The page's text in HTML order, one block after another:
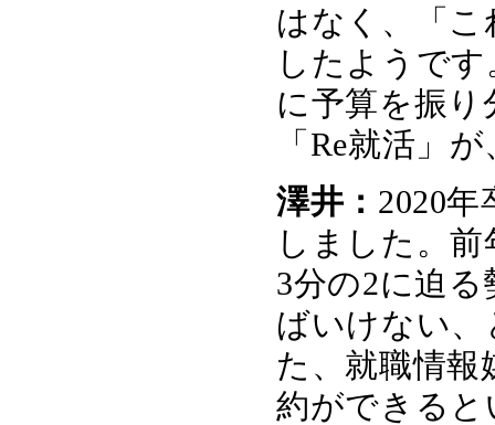
はなく、「
したようで
に予算を振
「Re就活」
澤井： 2020
しました。
3分の2に迫
ばいけない
た、就職情報
約ができる